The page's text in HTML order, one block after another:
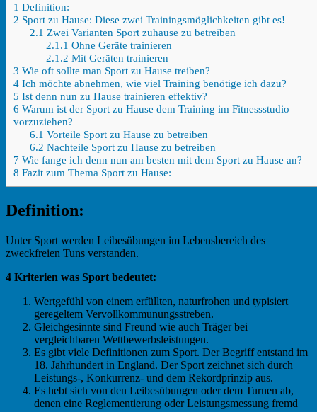
1 Definition:
2 Sport zu Hause: Diese zwei Trainingsmöglichkeiten gibt es!
2.1 Zwei Varianten Sport zuhause zu betreiben
2.1.1 Ohne Geräte trainieren
2.1.2 Mit Geräten trainieren
3 Wie oft sollte man Sport zu Hause treiben?
4 Ich möchte abnehmen, wie viel Training benötige ich dazu?
5 Ist denn nun zu Hause trainieren effektiv?
6 Warum ist der Sport zu Hause dem Training im Fitnessstudio
vorzuziehen?
6.1 Vorteile Sport zu Hause zu betreiben
6.2 Nachteile Sport zu Hause zu betreiben
7 Wie fange ich denn nun am besten mit dem Sport zu Hause an?
8 Fazit zum Thema Sport zu Hause:
Definition:
Unter Sport werden Leibesübungen im Lebensbereich des
zweckfreien Tuns verstanden.
4 Kriterien was Sport bedeutet:
Wertgefühl von einem erfüllten, naturfrohen und typisiert
geregeltem Vervollkommunungsstreben.
Gleichgesinnte sind Freund wie auch Träger bei
vergleichbaren Wettbewerbsleistungen.
Es gibt viele Definitionen zum Sport. Der Begriff entstand im
18. Jahrhundert in England. Der Sport zeichnet sich durch
Leistungs-, Konkurrenz- und dem Rekordprinzip aus.
Es hebt sich von den Leibesübungen oder dem Turnen ab,
denen eine Reglementierung oder Leistungsmessung fremd